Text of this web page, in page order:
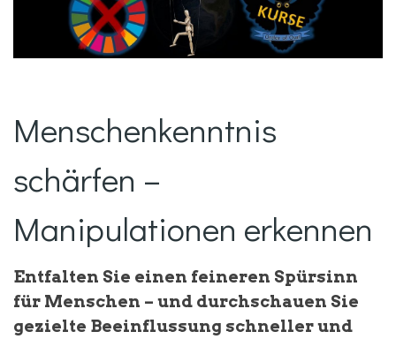
Menschenkenntnis
schärfen –
Manipulationen erkennen
Entfalten Sie einen feineren Spürsinn
für Menschen – und durchschauen Sie
gezielte Beeinflussung schneller und